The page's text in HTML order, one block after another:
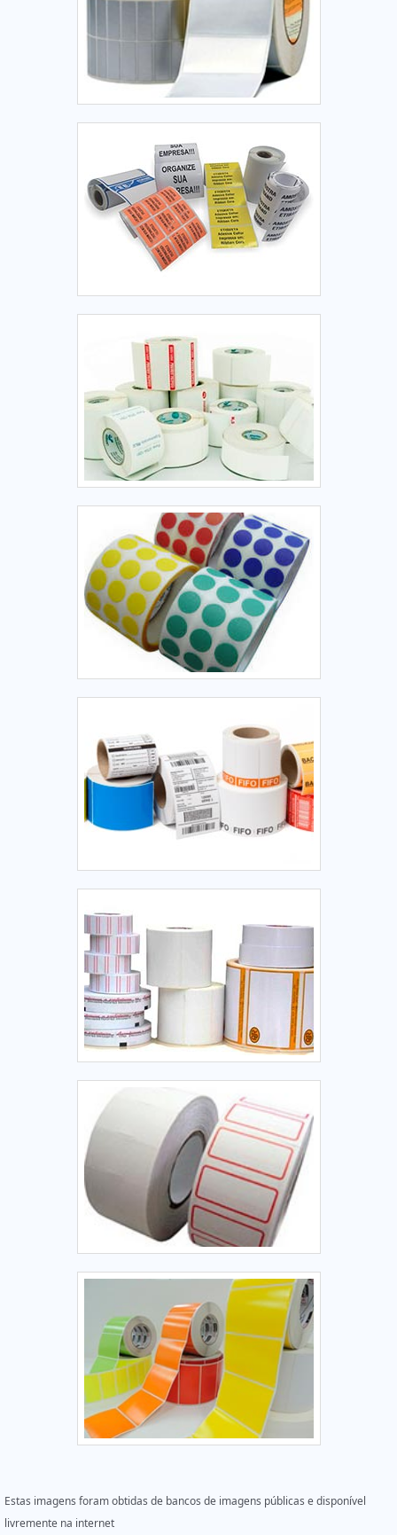
Estas imagens foram obtidas de bancos de imagens públicas e disponível
livremente na internet